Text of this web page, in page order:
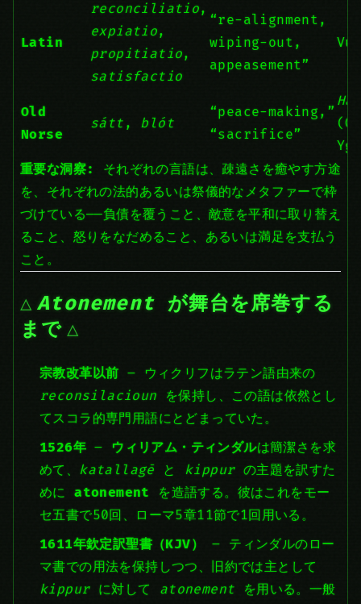
Latin
reconciliatio,
expiatio,
propitiatio,
satisfactio
“re-alignment,
wiping-out,
appeasement”
Old
Norse
sátt , blót
“peace-making,”
“sacrifice”
重要な洞察:
それぞれの言語は、疎遠さを癒やす方途
を、それぞれの法的あるいは祭儀的なメタファーで枠
づけている——負債を覆うこと、敵意を平和に取り替え
ること、怒りをなだめること、あるいは満足を支払う
こと。
Atonement が舞台を席巻する
まで
宗教改革以前 – ウィクリフはラテン語由来の
reconsilacioun を保持し、この語は依然とし
てスコラ的専門用語にとどまっていた。
1526年 – ウィリアム・ティンダルは簡潔さを求
めて、 katallagēと kippurの主題を訳すた
めにatonement を造語する。彼はこれをモー
セ五書で50回、ローマ5章11節で1回用いる。
1611年欽定訳聖書（KJV）
– ティンダルのロー
マ書での用法を保持しつつ、旧約では主として
kippurに対して atonement を用いる。一般